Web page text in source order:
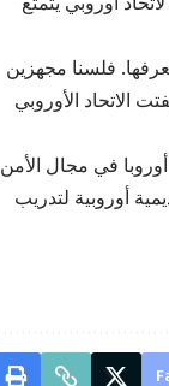
فلسنا مجهزين
الاتحاد الأوروبي
أوروبا في مجال الأمن
أوروبية لتدريب